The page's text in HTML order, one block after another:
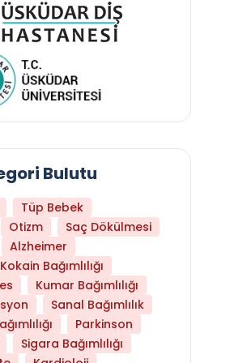
Tüketmek Yaşlanmayı
Bulutu
Tüp Bebek
Otizm
Saç Dökülmesi
Alzheimer
Kokain Bağımlılığı
Kumar Bağımlılığı
Sanal Bağımlılık
Parkinson
Sigara Bağımlılığı